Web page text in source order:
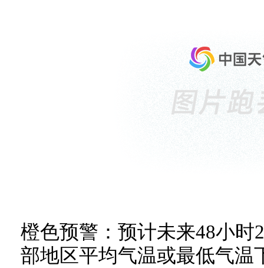
橙色预警：预计未来48小时
部地区平均气温或最低气